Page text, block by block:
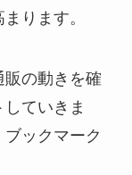
ります。
の動きを確
ていきま
ックマーク